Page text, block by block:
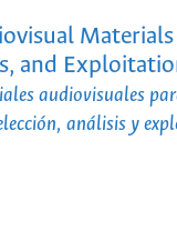
Materials
and
audiovisuales
análisis y